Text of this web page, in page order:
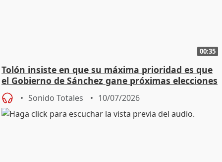
00:35
Tolón insiste en que su máxima prioridad es que
el Gobierno de Sánchez gane próximas elecciones
Sonido Totales 10/07/2026